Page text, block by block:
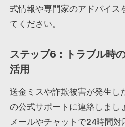
式情報や専門家のアドバイス
てください。
ステップ6：トラブル時
活用
送金ミスや詐欺被害が発生し
の公式サポートに連絡しまし
メールやチャットで24時間対